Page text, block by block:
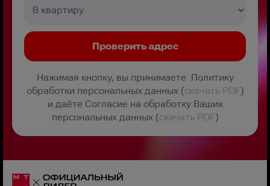
Нажимая кнопку, вы принимаете Политику
обработки персональных данных (скачать PDF)
и даёте Согласие на обработку Ваших
персональных данных (скачать PDF)